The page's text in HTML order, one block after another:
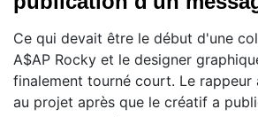
Ce qui devait être le début d'une
A$AP Rocky et le designer
finalement tourné court. Le rappeur
au projet après que le créatif a